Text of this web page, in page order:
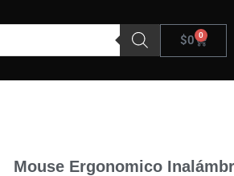
$0 0
Carrito
Mouse Ergonomico